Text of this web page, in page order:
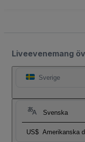
Liveevenemang
Sverige
Svenska
US$ Amerikanska